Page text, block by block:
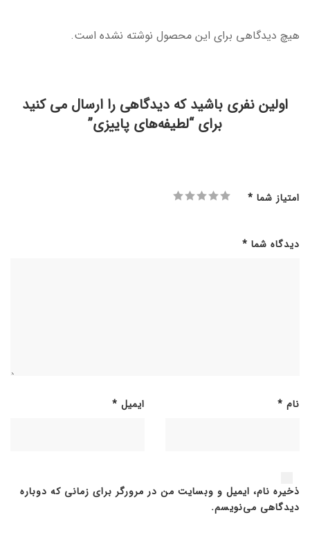
هیچ دیدگاهی برای این محصول نوشته نشده است.
اولین نفری باشید که دیدگاهی را ارسال می کنید
برای “لطیفه‌های پاییزی”
امتیاز شما *
دیدگاه شما *
نام * ایمیل *
ذخیره نام، ایمیل و وبسایت من در مرورگر برای زمانی که دوباره
دیدگاهی می‌نویسم.